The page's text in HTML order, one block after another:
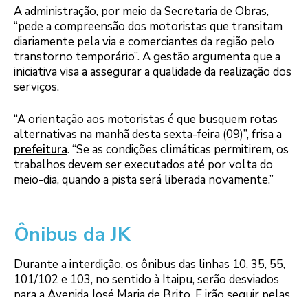
A administração, por meio da Secretaria de Obras,
“pede a compreensão dos motoristas que transitam
diariamente pela via e comerciantes da região pelo
transtorno temporário”. A gestão argumenta que a
iniciativa visa a assegurar a qualidade da realização dos
serviços.
“A orientação aos motoristas é que busquem rotas
alternativas na manhã desta sexta-feira (09)”, frisa a
prefeitura. “Se as condições climáticas permitirem, os
trabalhos devem ser executados até por volta do
meio-dia, quando a pista será liberada novamente.”
Ônibus da JK
Durante a interdição, os ônibus das linhas 10, 35, 55,
101/102 e 103, no sentido à Itaipu, serão desviados